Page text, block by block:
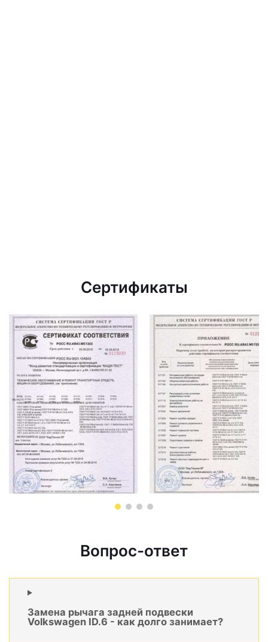
Сертификаты
Вопрос-ответ
Замена рычага задней подвески
Volkswagen ID.6 - как долго занимает?